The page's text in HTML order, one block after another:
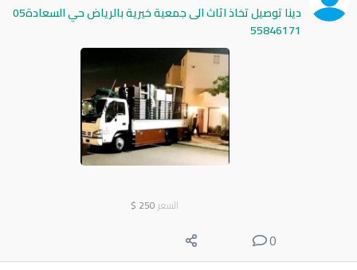
دينا توصيل تخاذ اثاث الى جمعية خيرية بالرياض حي السعادة05
55846171
السعر 250
$
0